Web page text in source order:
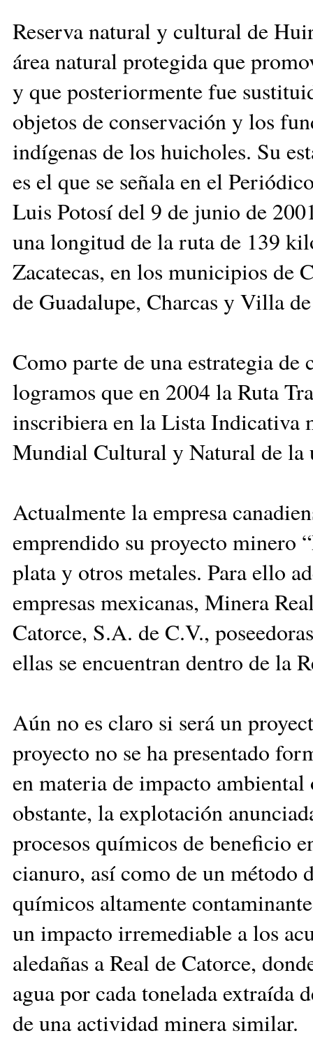
Reserva natural y cultural de
área natural protegida que
y que posteriormente fue
objetos de conservación y los
indígenas de los huicholes. Su
es el que se señala en el
Luis Potosí del 9 de junio de
una longitud de la ruta de 139
Zacatecas, en los municipios de
de Guadalupe, Charcas y Villa
Como parte de una estrategia
logramos que en 2004 la Ruta
inscribiera en la Lista Indicativa
Mundial Cultural y Natural de la
Actualmente la empresa
emprendido su proyecto minero
plata y otros metales. Para ello
empresas mexicanas, Minera
Catorce, S.A. de C.V.,
ellas se encuentran dentro de la
Aún no es claro si será un
proyecto no se ha presentado
en materia de impacto
obstante, la explotación
procesos químicos de beneficio
cianuro, así como de un método
químicos altamente
un impacto irremediable a los
aledañas a Real de Catorce,
agua por cada tonelada extraída
de una actividad minera similar.